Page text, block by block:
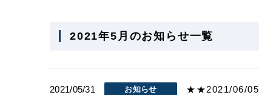
2021年5月のお知らせ一覧
2021/05/31 お知らせ ★★2021/06/05